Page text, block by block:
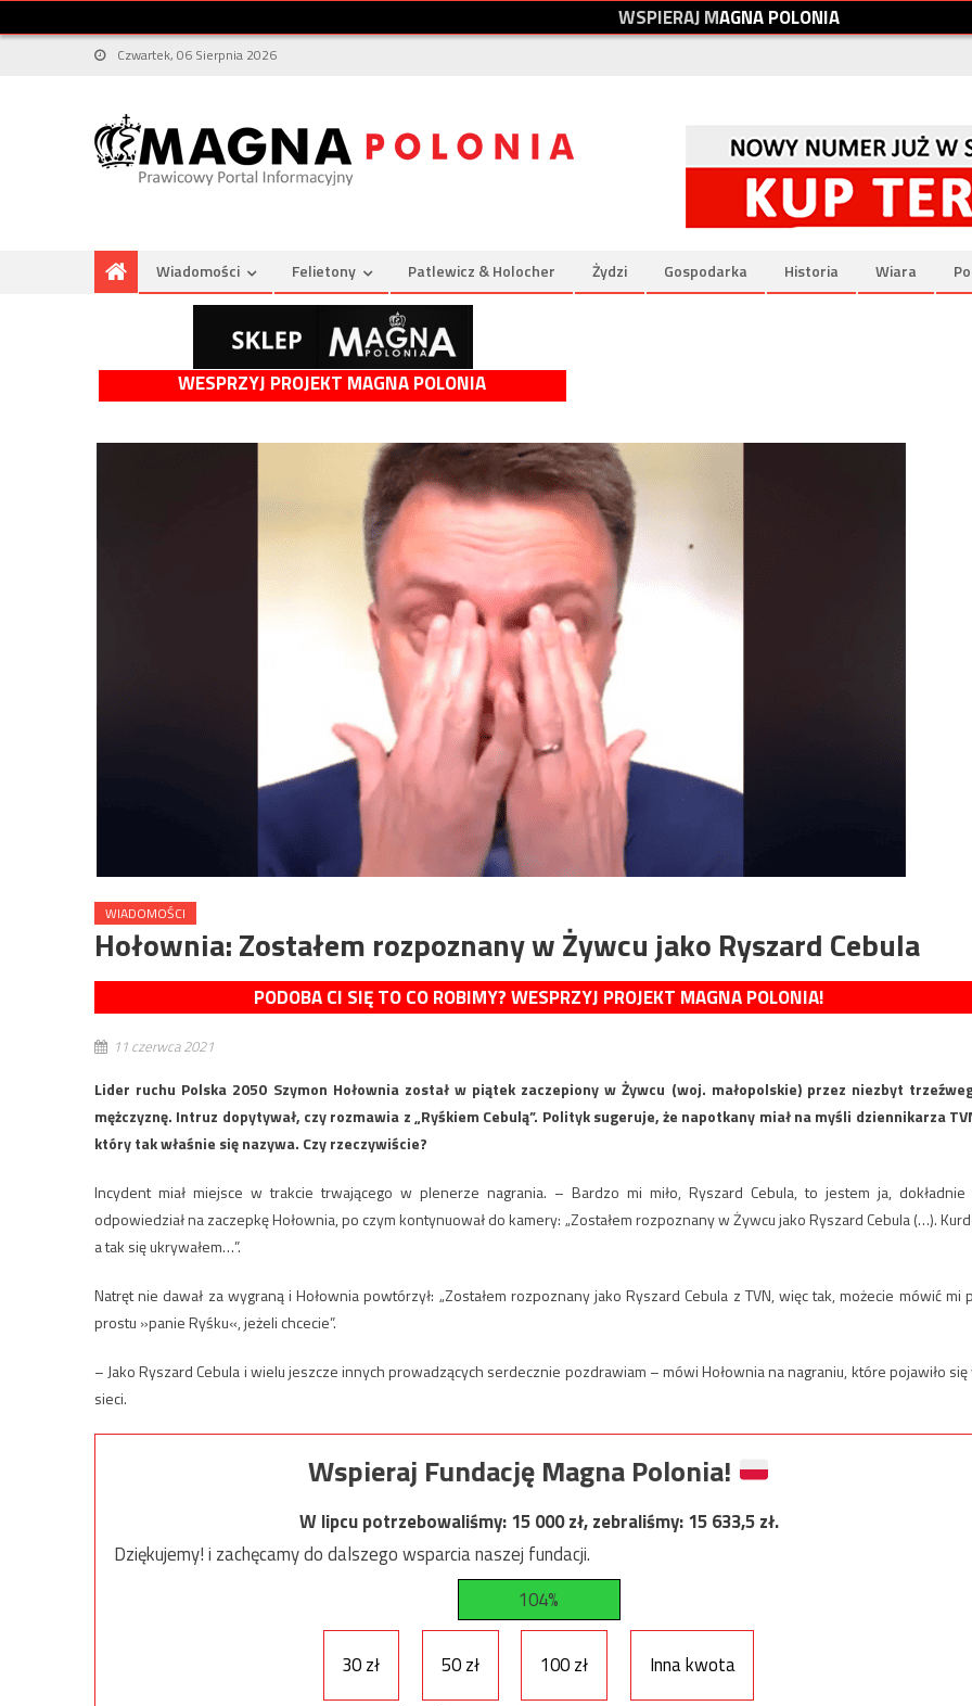
WSPIERAJMAGNAPOLONIA
Czwartek, 06 Sierpnia 2026
Wiadomości Felietony Patlewicz & Holocher Żydzi Gospodarka Historia Wiara
WESPRZYJ PROJEKT MAGNA POLONIA
WIADOMOŚCI
Hołownia: Zostałem rozpoznany w Żywcu jako Ryszard Cebula
PODOBA CI SIĘ TO CO ROBIMY? WESPRZYJ PROJEKT MAGNA POLONIA!
11 czerwca 2021
Lider ruchu Polska 2050 Szymon Hołownia został w piątek zaczepiony w Żywcu (woj. małopolskie) przez niezbyt
mężczyznę. Intruz dopytywał, czy rozmawia z „Ryśkiem Cebulą”. Polityk sugeruje, że napotkany miał na myśli dziennikarza
który tak właśnie się nazywa. Czy rzeczywiście?
Incydent miał miejsce w trakcie trwającego w plenerze nagrania. – Bardzo mi miło, Ryszard Cebula, to jestem ja,
odpowiedział na zaczepkę Hołownia, po czym kontynuował do kamery: „Zostałem rozpoznany w Żywcu jako Ryszard Cebula (…).
a tak się ukrywałem…”.
Natręt nie dawał za wygraną i Hołownia powtórzył: „Zostałem rozpoznany jako Ryszard Cebula z TVN, więc tak, możecie mówić mi
prostu »panie Ryśku«, jeżeli chcecie”.
– Jako Ryszard Cebula i wielu jeszcze innych prowadzących serdecznie pozdrawiam – mówi Hołownia na nagraniu, które pojawiło się
sieci.
Wspieraj Fundację Magna Polonia!
W lipcu potrzebowaliśmy:15 000zł, zebraliśmy:15 633,5zł.
Dziękujemy! i zachęcamy do dalszego wsparcia naszej fundacji.
104%
30 zł 50 zł 100 zł
Inna kwota